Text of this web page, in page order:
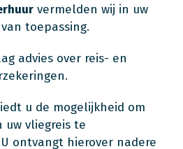
vermelden wij in uw
toepassing.
advies over reis- en
u de mogelijkheid om
uw vliegreis te
ontvangt hierover nadere